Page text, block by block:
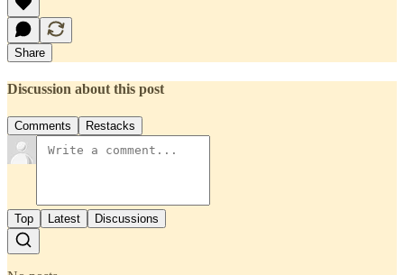
Share
Discussion about this post
Comments Restacks
Top Latest Discussions